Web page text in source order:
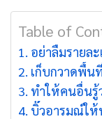
Table of
อย่าลืมรายละ
เก็บกวาดพื้น
ทำให้คนอื่นรู้
บิ๊วอารมณ์ให้